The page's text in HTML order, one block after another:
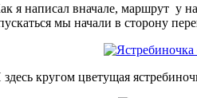
я написал вначале, маршрут у
мы начали в сторону
кругом цветущая